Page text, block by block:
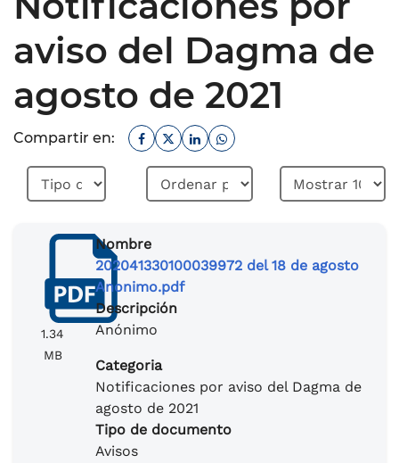
aviso del Dagma de
agosto de 2021
Compartir en: Facebook
TwitterLinkedinWhatsapp
1.34
MB
Nombre
202041330100039972 del 18 de agosto
Anonimo.pdf
Descripción
Anónimo
Categoria
Notificaciones por aviso del Dagma de
agosto de 2021
Tipo de documento
Avisos